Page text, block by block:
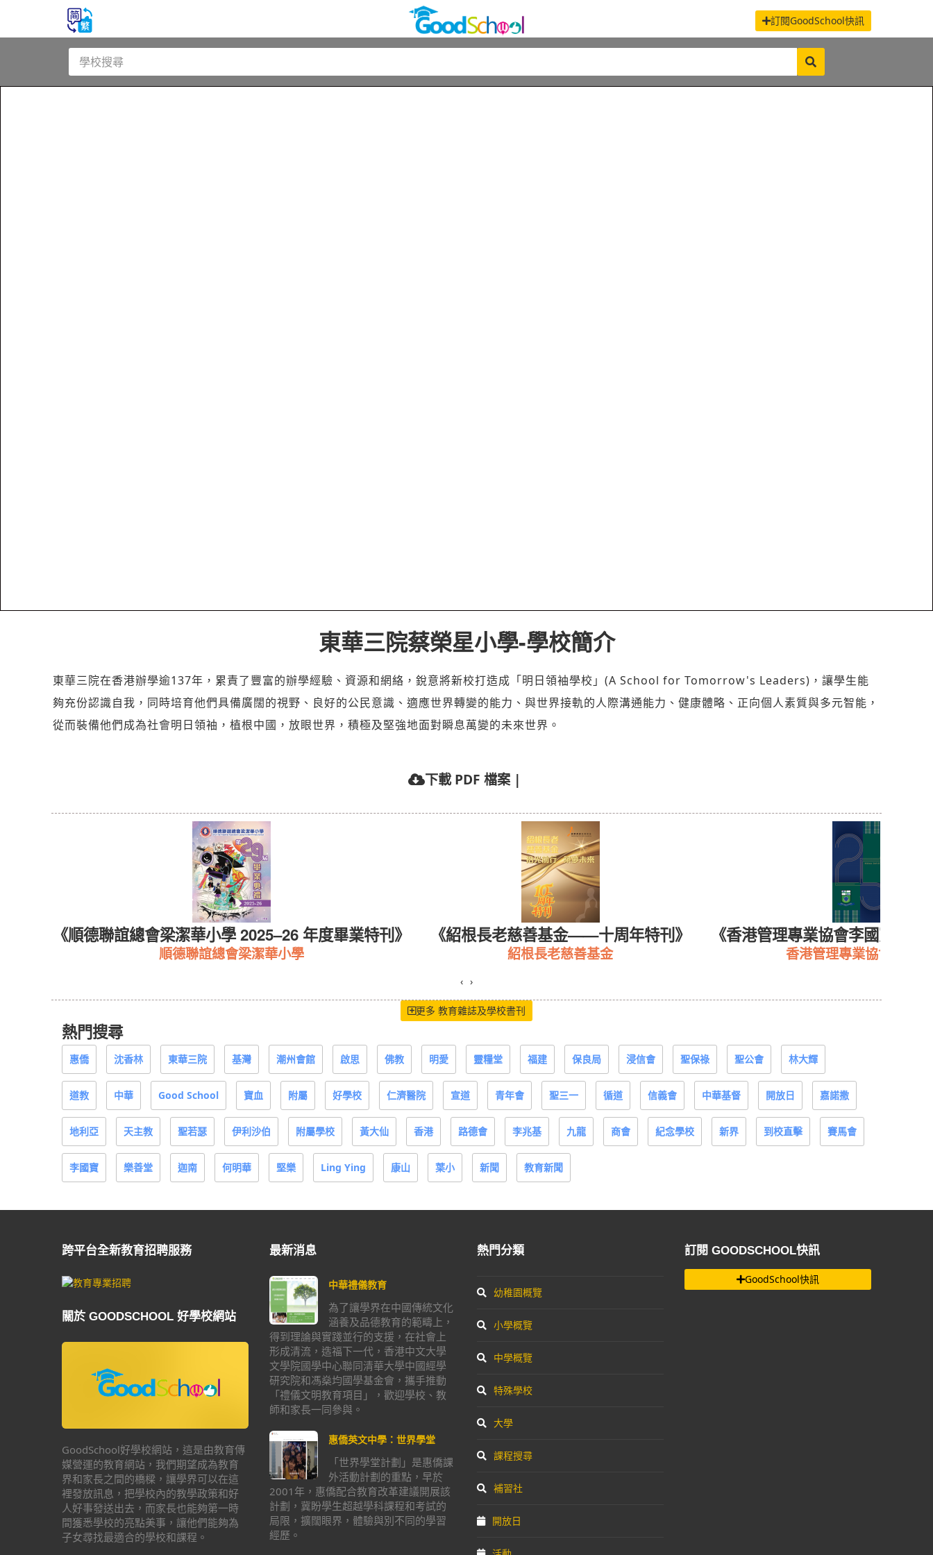
訂閱GoodSchool快訊
東華三院蔡榮星小學-學校簡介
東華三院在香港辦學逾137年，累責了豐富的辦學經驗、資源和網絡，銳意將新校打造成「明日領袖學校」(A School for Tomorrow's Leaders)，讓學生能
夠充份認識自我，同時培育他們具備廣闊的視野、良好的公民意識、適應世界轉變的能力、與世界接軌的人際溝通能力、健康體略、正向個人素質與多元智能，
從而裝備他們成為社會明日領袖，植根中國，放眼世界，積極及堅強地面對瞬息萬變的未來世界。
下載 PDF 檔案 |
《順德聯誼總會梁潔華小學 2025–26 年度畢業特刊》
順德聯誼總會梁潔華小學
《紹根長老慈善基金——十周年特刊》
紹根長老慈善基金
《香港管理專業協會李國寶中
香港管理專業協會李國
‹ ›
更多 教育雜誌及學校書刊
熱門搜尋
惠僑 沈香林 東華三院 基灣 潮州會館 啟思 佛教 明愛 靈糧堂 福建 保良局 浸信會 聖保祿 聖公會 林大輝
道教 中華 Good School 寶血 附屬 好學校 仁濟醫院 宣道 青年會 聖三一 循道 信義會 中華基督 開放日 嘉諾撒
地利亞 天主教 聖若瑟 伊利沙伯 附屬學校 黃大仙 香港 路德會 李兆基 九龍 商會 紀念學校 新界 到校直擊 賽馬會
李國寶 樂善堂 迦南 何明華 堅樂 Ling Ying 康山 葉小 新聞 教育新聞
跨平台全新教育招聘服務
關於 GOODSCHOOL 好學校網站
GoodSchool好學校網站，這是由教育傳
媒營運的教育網站，我們期望成為教育
界和家長之間的橋樑，讓學界可以在這
裡發放訊息，把學校內的教學政策和好
人好事發送出去，而家長也能夠第一時
間獲悉學校的亮點美事，讓他們能夠為
子女尋找最適合的學校和課程。
最新消息
中華禮儀教育
為了讓學界在中國傳統文化
涵養及品德教育的範疇上，
得到理論與實踐並行的支援，在社會上
形成清流，造福下一代，香港中文大學
文學院國學中心聯同清華大學中國經學
研究院和馮燊均國學基金會，攜手推動
「禮儀文明教育項目」，歡迎學校、教
師和家長一同參與。
惠僑英文中學：世界學堂
「世界學堂計劃」是惠僑課
外活動計劃的重點，早於
2001年，惠僑配合教育改革建議開展該
計劃，冀盼學生超越學科課程和考試的
局限，擴闊眼界，體驗與別不同的學習
經歷。
熱門分類
幼稚園概覽
小學概覽
中學概覽
特殊學校
大學
課程搜尋
補習社
開放日
訂閱 GOODSCHOOL快訊
GoodSchool快訊